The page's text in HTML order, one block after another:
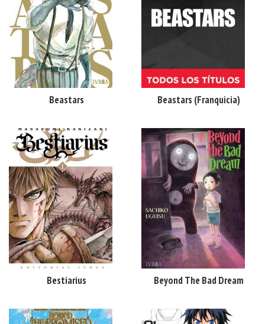
Beastars Beastars (franquicia)
Bestiarius Beyond The Bad Dream